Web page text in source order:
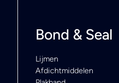
Bond & Seal
Lijmen
Afdichtmiddelen